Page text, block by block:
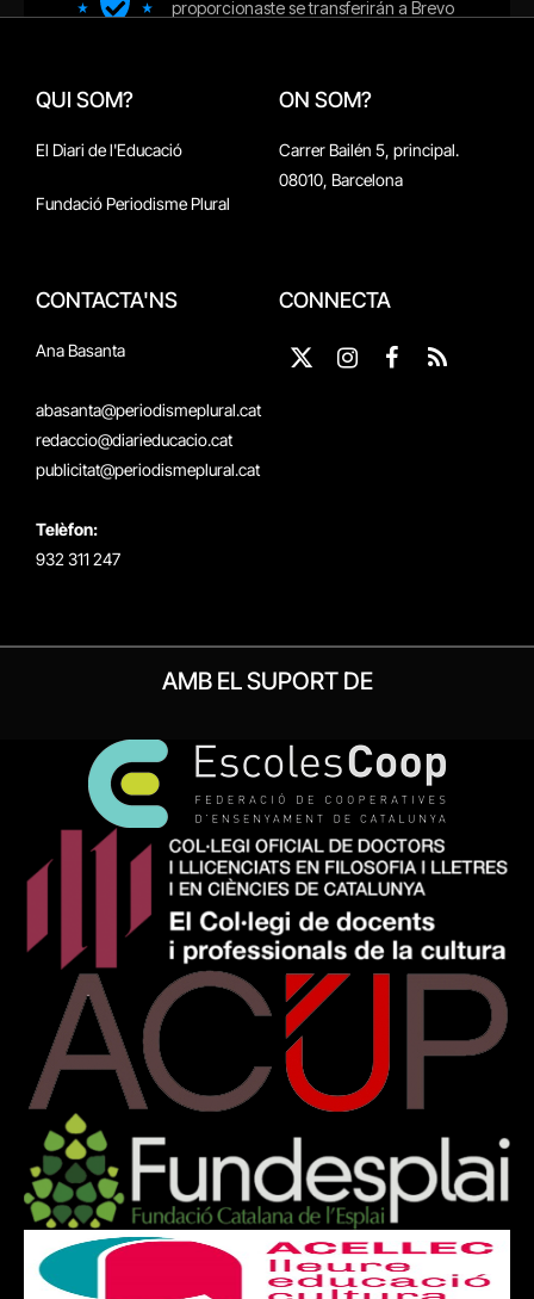
QUI SOM?
El Diari de l'Educació
Fundació Periodisme Plural
ON SOM?
Carrer Bailén 5, principal.
08010, Barcelona
CONTACTA'NS
Ana Basanta
abasanta@periodismeplural.cat
redaccio@diarieducacio.cat
publicitat@periodismeplural.cat
Telèfon:
932 311 247
CONNECTA
X
InstagramFacebook
RSS
AMB EL SUPORT DE